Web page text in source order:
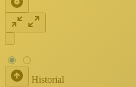
Historial